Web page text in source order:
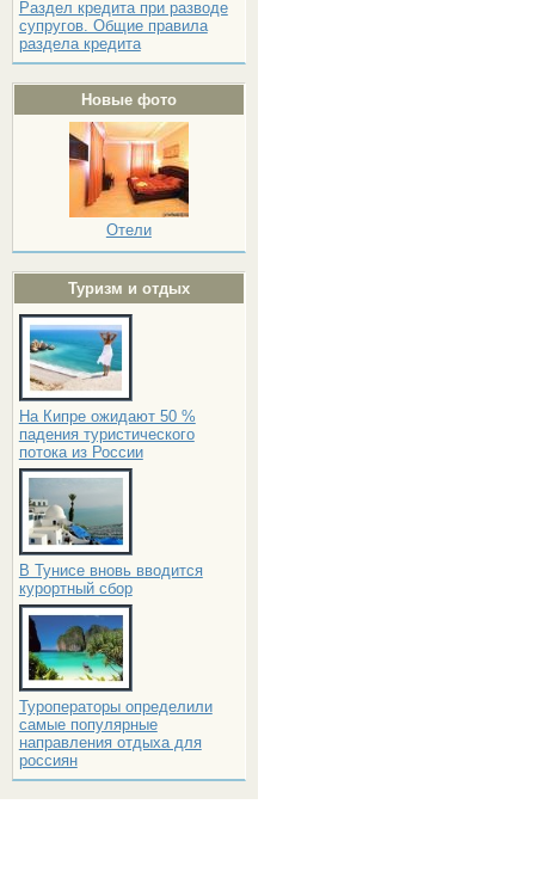
Раздел кредита при разводе
супругов. Общие правила
раздела кредита
Новые фото
Отели
Туризм и отдых
На Кипре ожидают 50 %
падения туристического
потока из России
В Тунисе вновь вводится
курортный сбор
Туроператоры определили
самые популярные
направления отдыха для
россиян